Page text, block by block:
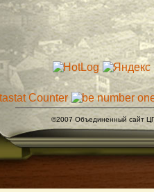
©2007 Объединенный сайт